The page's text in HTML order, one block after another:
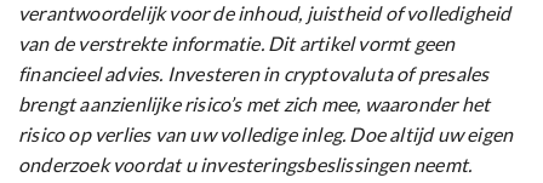
verantwoordelijk voor de inhoud, juistheid of volledigheid
van de verstrekte informatie. Dit artikel vormt geen
financieel advies. Investeren in cryptovaluta of presales
brengt aanzienlijke risico’s met zich mee, waaronder het
risico op verlies van uw volledige inleg. Doe altijd uw eigen
onderzoek voordat u investeringsbeslissingen neemt.